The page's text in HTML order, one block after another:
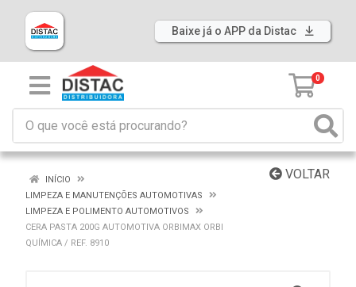
Baixe já o APP da Distac
0
VOLTAR
INÍCIO
LIMPEZA E MANUTENÇÕES AUTOMOTIVAS
LIMPEZA E POLIMENTO AUTOMOTIVOS
CERA PASTA 200G AUTOMOTIVA ORBIMAX ORBI
QUÍMICA / REF. 8910